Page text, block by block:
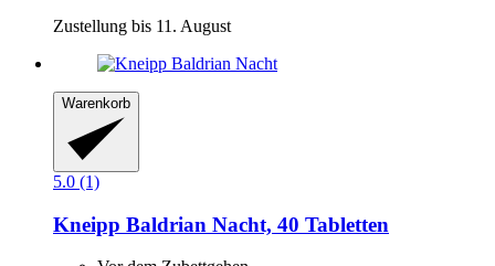
Zustellung bis 11. August
Warenkorb
5.0 (1)
Kneipp Baldrian Nacht, 40 Tabletten